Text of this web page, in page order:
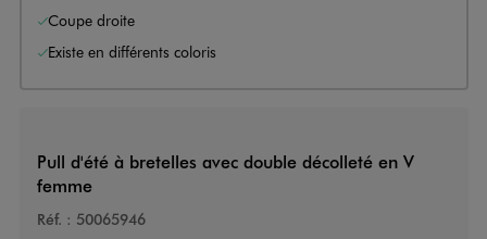
Coupe droite
Existe en différents coloris
Pull d'été à bretelles avec double décolleté en V
femme
Réf. : 50065946